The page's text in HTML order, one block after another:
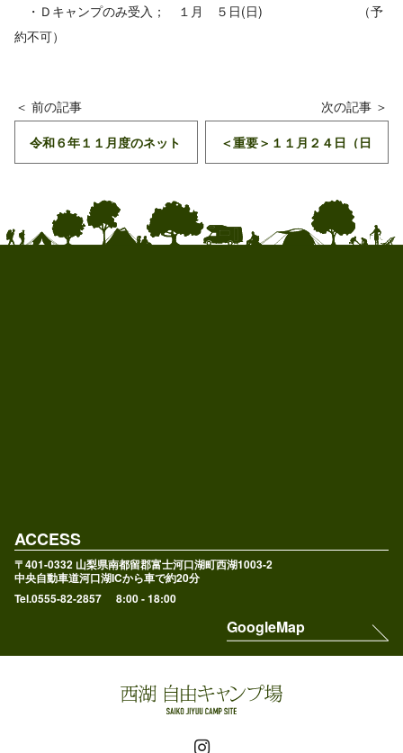
・Ｄキャンプのみ受入； １月 ５日(日) （予
約不可）
令和６年１１月度のネット ＜重要＞１１月２４日（日
催よるチェックＩＮ・ＯＵ
ACCESS
〒401-0332 山梨県南都留郡富士河口湖町西湖1003-2
中央自動車道河口湖ICから車で約20分
Tel.0555-82-2857
8:00 - 18:00
GoogleMap